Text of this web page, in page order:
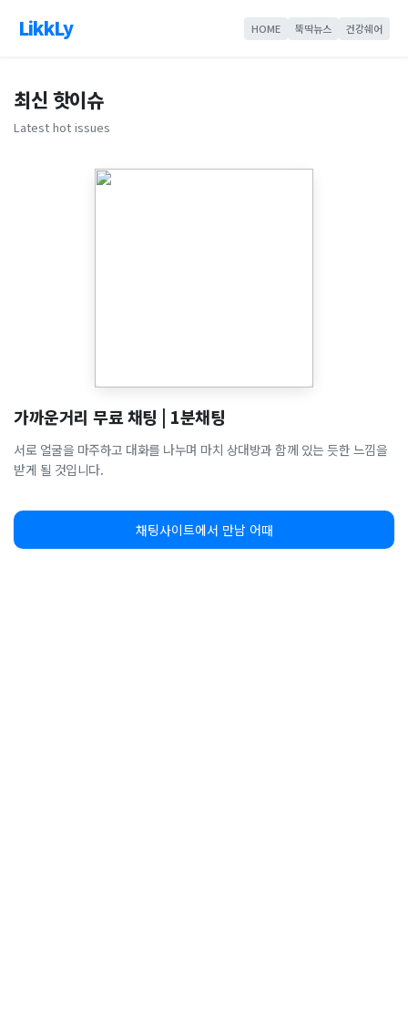
LikkLy HOME 뚝딱뉴스 건강쉐어
최신 핫이슈
Latest hot issues
가까운거리 무료 채팅 | 1분채팅
서로 얼굴을 마주하고 대화를 나누며 마치 상대방과 함께 있는 듯한 느낌을
받게 될 것입니다.
채팅사이트에서 만남 어때